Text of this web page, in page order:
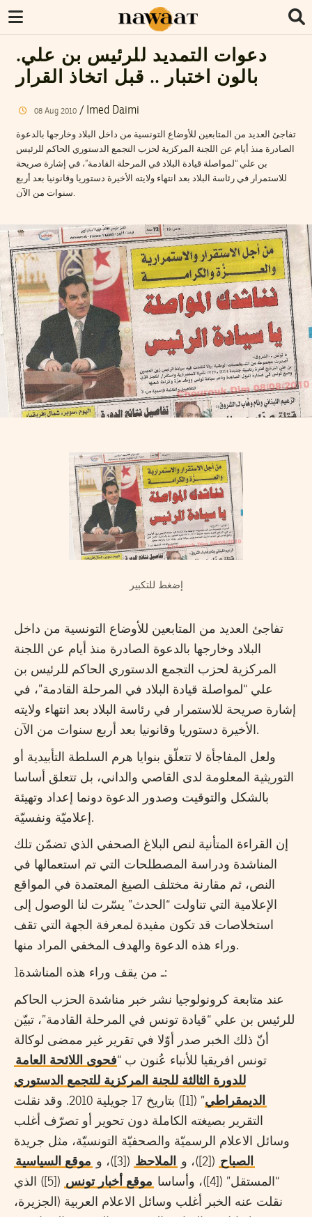
دعوات التمديد للرئيس بن علي.
بالون اختبار .. قبل اتخاذ القرار
08 Aug 2010/ Imed Daimi
تفاجئ العديد من المتابعين للأوضاع التونسية من داخل البلاد وخارجها بالدعوة
الصادرة منذ أيام عن اللجنة المركزية لحزب التجمع الدستوري الحاكم للرئيس
بن علي “لمواصلة قيادة البلاد في المرحلة القادمة”، في إشارة صريحة
للاستمرار في رئاسة البلاد بعد انتهاء ولايته الأخيرة دستوريا وقانونيا بعد أربع
سنوات من الآن.
إضغط للتكبير
تفاجئ العديد من المتابعين للأوضاع التونسية من داخل
البلاد وخارجها بالدعوة الصادرة منذ أيام عن اللجنة
المركزية لحزب التجمع الدستوري الحاكم للرئيس بن
علي “لمواصلة قيادة البلاد في المرحلة القادمة”، في
إشارة صريحة للاستمرار في رئاسة البلاد بعد انتهاء ولايته
الأخيرة دستوريا وقانونيا بعد أربع سنوات من الآن.
ولعل المفاجأة لا تتعلّق بنوايا هرم السلطة التأبيدية أو
التوريثية المعلومة لدى القاصي والداني، بل تتعلق أساسا
بالشكل والتوقيت وصدور الدعوة دونما إعداد وتهيئة
إعلاميّة ونفسيّة.
إن القراءة المتأنية لنص البلاغ الصحفي الذي تضمّن تلك
المناشدة ودراسة المصطلحات التي تم استعمالها في
النص، ثم مقارنة مختلف الصيغ المعتمدة في المواقع
الإعلامية التي تناولت “الحدث” يسّرت لنا الوصول إلى
استخلاصات قد تكون مفيدة لمعرفة الجهة التي تقف
وراء هذه الدعوة والهدف المخفي المراد منها.
1ـ من يقف وراء هذه المناشدة:
عند متابعة كرونولوجيا نشر خبر مناشدة الحزب الحاكم
للرئيس بن علي “قيادة تونس في المرحلة القادمة”، تبيّن
أنّ ذلك الخبر صدر أوّلا في تقرير غير ممضى لوكالة
تونس افريقيا للأنباء عُنون ب “فحوى اللائحة العامة
للدورة الثالثة للجنة المركزية للتجمع الدستوري
الديمقراطي
” ([1]) بتاريخ 17 جويلية 2010. وقد نقلت
التقرير بصيغته الكاملة دون تحوير أو تصرّف أغلب
وسائل الاعلام الرسميّة والصحفيّة التونسيّة، مثل جريدة
الصباح ([2])، و الملاحظ ([3])، و
موقع السياسية
“المستقل” ([4])، وأساسا
موقع أخبار تونس
([5]) الذي
نقلت عنه الخبر أغلب وسائل الاعلام العربية (الجزيرة،